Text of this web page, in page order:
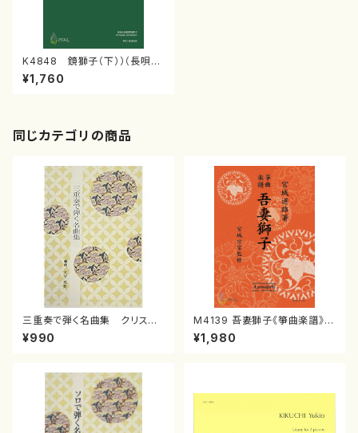
K4848 鏡獅子（下））（長唄唄
譜、三弦譜/杵屋彌之介(青柳茂
三）/青柳三絃楽譜）
¥1,760
同じカテゴリの商品
三重奏で弾く名曲集 クリスマ
スメドレー( 箏2/大平光美 編
曲/楽譜）
¥990
M4139 吾妻獅子《箏曲楽譜》
（箏/宮城道雄著・宮城宗家監修/
箏曲古典楽譜）
¥1,980